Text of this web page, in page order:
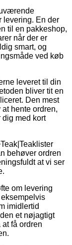
levering. En der
til en pakkeshop,
når der er
smart, og
ved køb
leveret til din
bliver tit en
Den mest
hente ordren,
dig med kort
behøver ordren
at vi ser
om levering
imidlertid
et nøjagtigt
få ordren